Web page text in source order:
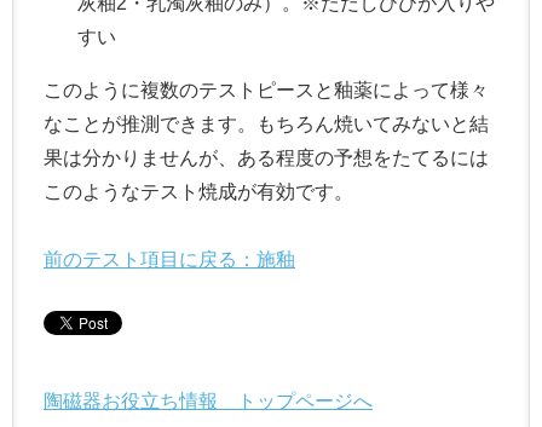
すい
このように複数のテストピースと釉薬によって様々
なことが推測できます。もちろん焼いてみないと結
果は分かりませんが、ある程度の予想をたてるには
このようなテスト焼成が有効です。
前のテスト項目に戻る：施釉
陶磁器お役立ち情報 トップページへ